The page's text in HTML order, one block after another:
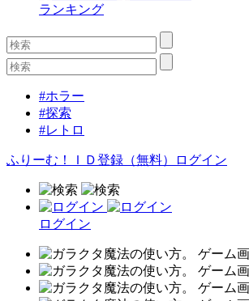
ランキング
#ホラー
#探索
#レトロ
ふりーむ！ＩＤ登録（無料） ログイン
ログイン